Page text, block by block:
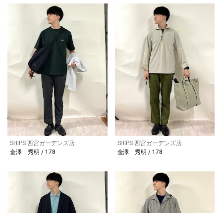
SHIPS 西宮ガーデンズ店
金澤 秀明 / 178
SHIPS 西宮ガーデンズ店
金澤 秀明 / 178